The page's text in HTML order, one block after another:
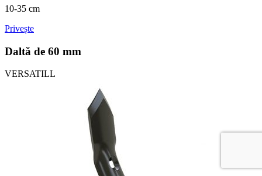
10-35 cm
Privește
Daltă de 60 mm
VERSATILL